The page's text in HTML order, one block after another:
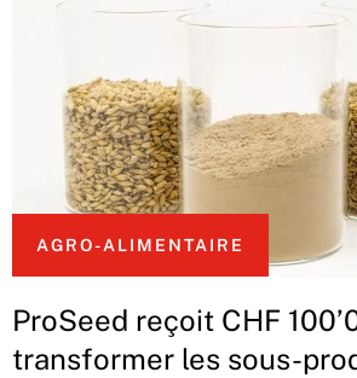
AGRO-ALIMENTAIRE
ProSeed reçoit CHF
transformer les sous-